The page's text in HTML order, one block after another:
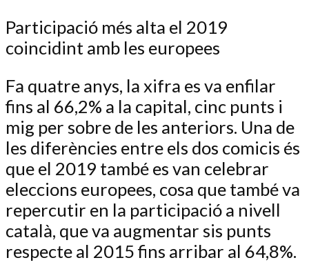
Participació més alta el 2019
coincidint amb les europees
Fa quatre anys, la xifra es va enfilar
fins al 66,2% a la capital, cinc punts i
mig per sobre de les anteriors. Una de
les diferències entre els dos comicis és
que el 2019 també es van celebrar
eleccions europees, cosa que també va
repercutir en la participació a nivell
català, que va augmentar sis punts
respecte al 2015 fins arribar al 64,8%.